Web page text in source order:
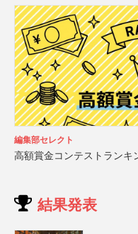
編集部セレクト
高額賞金コンテストランキ
結果発表